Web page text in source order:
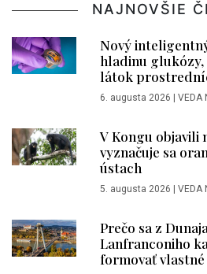
NAJNOVŠIE
Nový
hladinu
látok
6. augusta 2026 VEDA
V Kongu objavili
vyznačuje sa
ústach
5. augusta 2026 VEDA
Prečo sa z
Lanfranconiho
formovať